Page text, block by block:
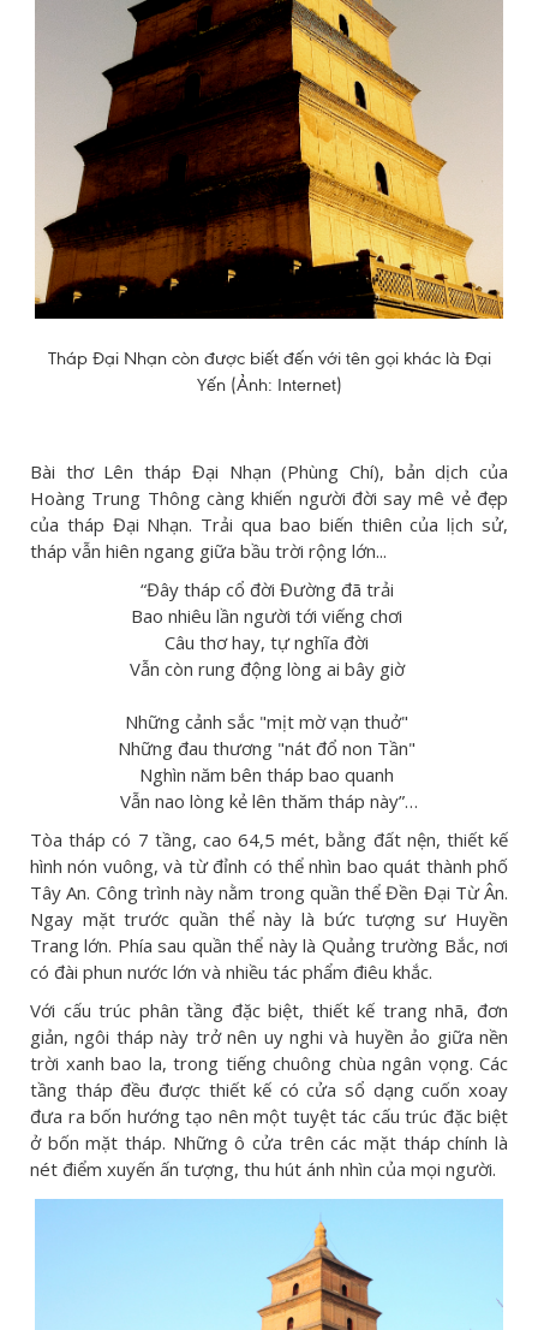
Tháp Đại Nhạn còn được biết đến với tên gọi khác là Đại
Yến (Ảnh: Internet)
Bài thơ Lên tháp Đại Nhạn (Phùng Chí), bản dịch của
Hoàng Trung Thông càng khiến người đời say mê vẻ đẹp
của tháp Đại Nhạn. Trải qua bao biến thiên của lịch sử,
tháp vẫn hiên ngang giữa bầu trời rộng lớn...
“Đây tháp cổ đời Đường đã trải
Bao nhiêu lần người tới viếng chơi
Câu thơ hay, tự nghĩa đời
Vẫn còn rung động lòng ai bây giờ
Những cảnh sắc "mịt mờ vạn thuở"
Những đau thương "nát đổ non Tần"
Nghìn năm bên tháp bao quanh
Vẫn nao lòng kẻ lên thăm tháp này”…
Tòa tháp có 7 tầng, cao 64,5 mét, bằng đất nện, thiết kế
hình nón vuông, và từ đỉnh có thể nhìn bao quát thành phố
Tây An. Công trình này nằm trong quần thể Đền Đại Từ Ân.
Ngay mặt trước quần thể này là bức tượng sư Huyền
Trang lớn. Phía sau quần thể này là Quảng trường Bắc, nơi
có đài phun nước lớn và nhiều tác phẩm điêu khắc.
Với cấu trúc phân tầng đặc biệt, thiết kế trang nhã, đơn
giản, ngôi tháp này trở nên uy nghi và huyền ảo giữa nền
trời xanh bao la, trong tiếng chuông chùa ngân vọng. Các
tầng tháp đều được thiết kế có cửa sổ dạng cuốn xoay
đưa ra bốn hướng tạo nên một tuyệt tác cấu trúc đặc biệt
ở bốn mặt tháp. Những ô cửa trên các mặt tháp chính là
nét điểm xuyến ấn tượng, thu hút ánh nhìn của mọi người.